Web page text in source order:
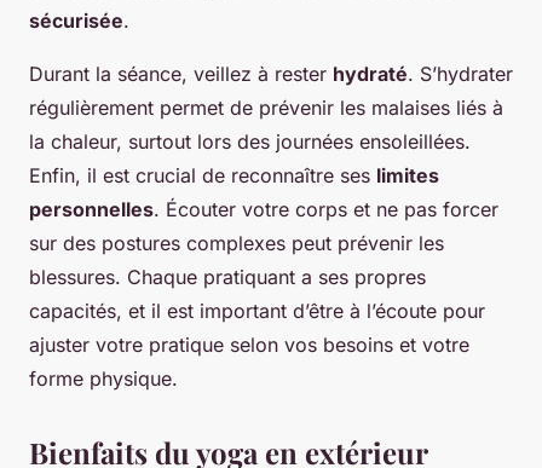
sécurisée.
Durant la séance, veillez à rester hydraté. S’hydrater
régulièrement permet de prévenir les malaises liés à
la chaleur, surtout lors des journées ensoleillées.
Enfin, il est crucial de reconnaître ses limites
personnelles. Écouter votre corps et ne pas forcer
sur des postures complexes peut prévenir les
blessures. Chaque pratiquant a ses propres
capacités, et il est important d’être à l’écoute pour
ajuster votre pratique selon vos besoins et votre
forme physique.
Bienfaits du yoga en extérieur